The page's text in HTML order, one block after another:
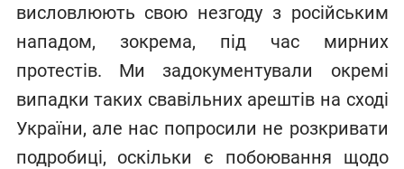
висловлюють свою незгоду з російським
нападом, зокрема, під час мирних
протестів. Ми задокументували окремі
випадки таких свавільних арештів на сході
України, але нас попросили не розкривати
подробиці, оскільки є побоювання щодо